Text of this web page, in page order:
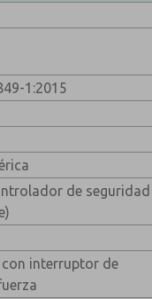
1:2015
de seguridad
interruptor de